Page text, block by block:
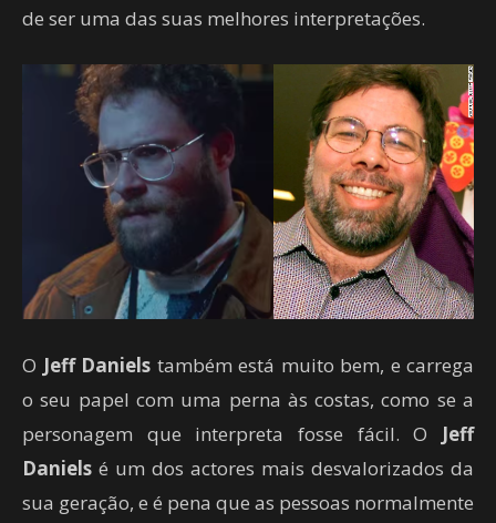
de ser uma das suas melhores interpretações.
O Jeff Daniels também está muito bem, e carrega
o seu papel com uma perna às costas, como se a
personagem que interpreta fosse fácil. O Jeff
Daniels é um dos actores mais desvalorizados da
sua geração, e é pena que as pessoas normalmente